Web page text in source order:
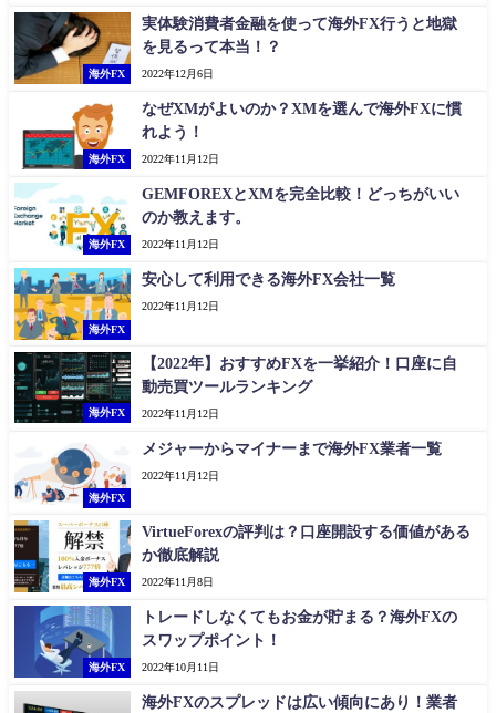
海外FX
実体験消費者金融を使って海外FX行うと地獄
を見るって本当！？
2022年12月6日
海外FX
なぜXMがよいのか？XMを選んで海外FXに慣
れよう！
2022年11月12日
海外FX
GEMFOREXとXMを完全比較！どっちがいい
のか教えます。
2022年11月12日
海外FX
安心して利用できる海外FX会社一覧
2022年11月12日
海外FX
【2022年】おすすめFXを一挙紹介！口座に自
動売買ツールランキング
2022年11月12日
海外FX
メジャーからマイナーまで海外FX業者一覧
2022年11月12日
海外FX
VirtueForexの評判は？口座開設する価値がある
か徹底解説
2022年11月8日
海外FX
トレードしなくてもお金が貯まる？海外FXの
スワップポイント！
2022年10月11日
海外FXのスプレッドは広い傾向にあり！業者